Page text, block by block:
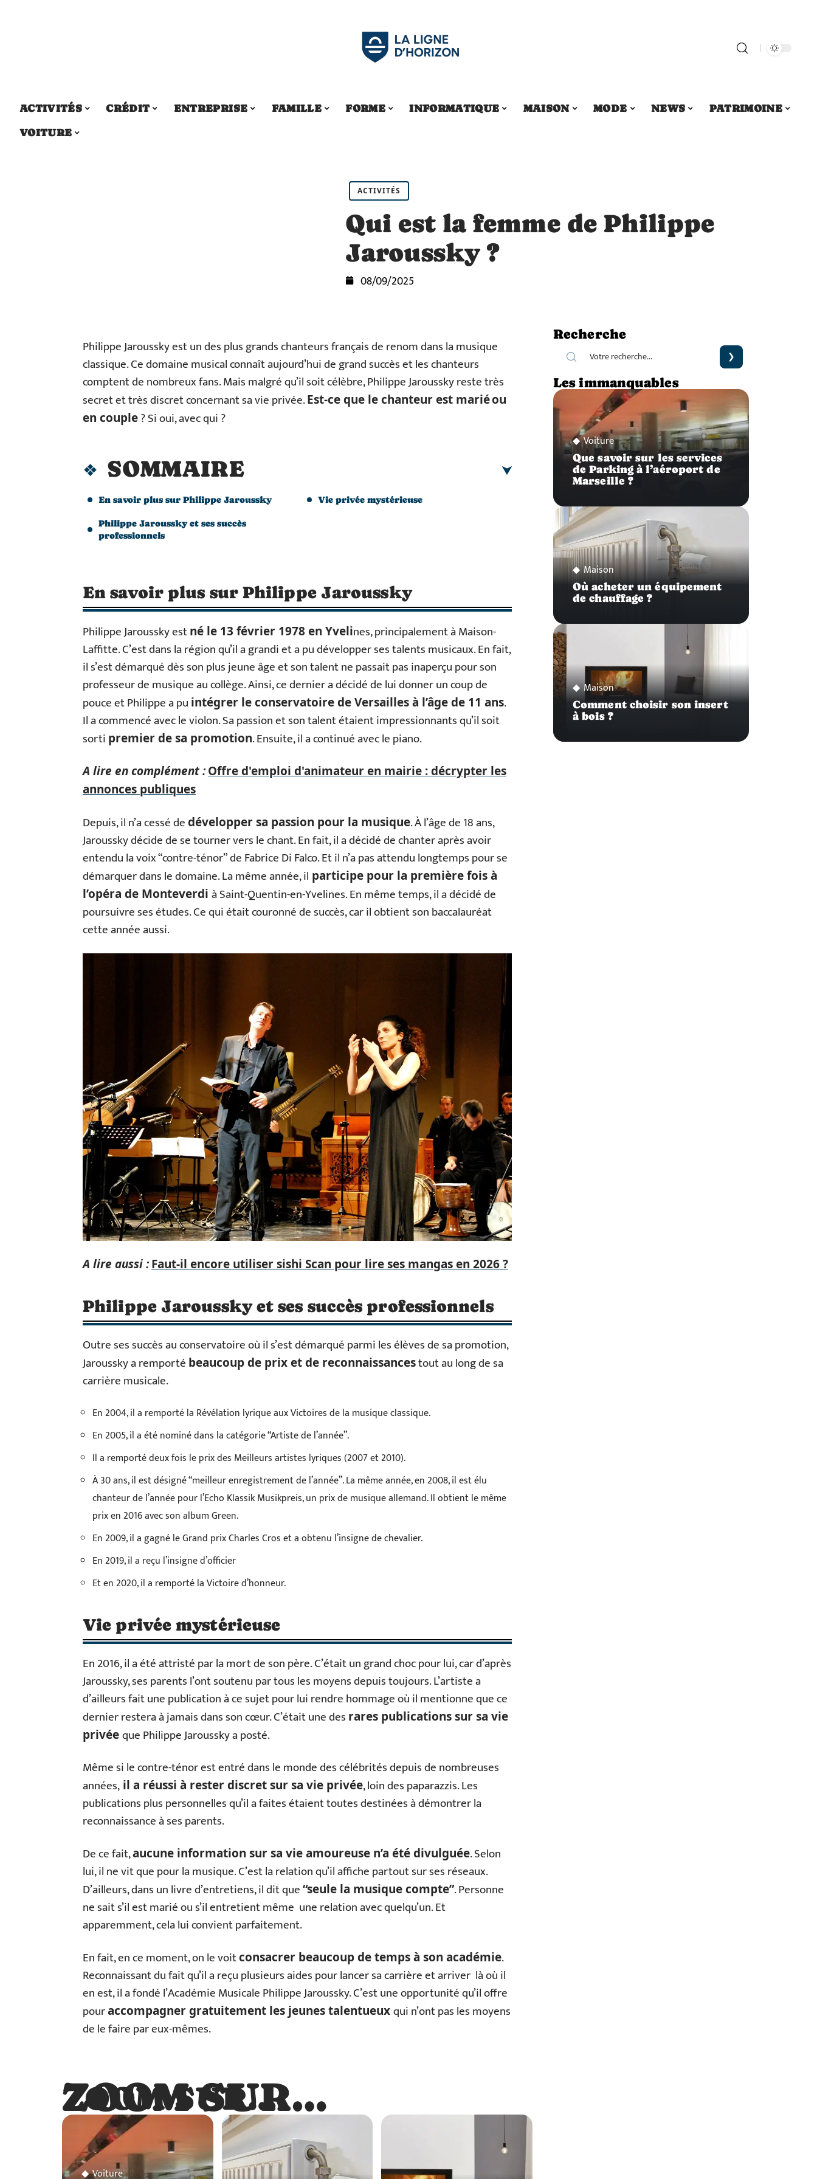
ACTIVITÉS CRÉDIT ENTREPRISE FAMILLE FORME INFORMATIQUE MAISON MODE NEWS
PATRIMOINE
VOITURE
ACTIVITÉS
Qui est la femme de Philippe
Jaroussky ?
08/09/2025
Philippe Jaroussky est un des plus grands chanteurs français de renom dans la musique
classique. Ce domaine musical connaît aujourd’hui de grand succès et les chanteurs
comptent de nombreux fans. Mais malgré qu’il soit célèbre, Philippe Jaroussky reste très
secret et très discret concernant sa vie privée.Est-ce que le chanteur est marié ou
en couple? Si oui, avec qui ?
SOMMAIRE
En savoir plus sur Philippe Jaroussky
Philippe Jaroussky et ses succès
professionnels
Vie privée mystérieuse
En savoir plus sur Philippe Jaroussky
Philippe Jaroussky estné le 13 février 1978 en Yvelines, principalement à Maison-
Laffitte. C’est dans la région qu’il a grandi et a pu développer ses talents musicaux. En fait,
il s’est démarqué dès son plus jeune âge et son talent ne passait pas inaperçu pour son
professeur de musique au collège. Ainsi, ce dernier a décidé de lui donner un coup de
pouce et Philippe a pu intégrer le conservatoire de Versailles à l’âge de 11 ans.
Il a commencé avec le violon. Sa passion et son talent étaient impressionnants qu’il soit
sorti premier de sa promotion. Ensuite, il a continué avec le piano.
A lire en complément :Offre d'emploi d'animateur en mairie : décrypter les
annonces publiques
Depuis, il n’a cessé dedévelopper sa passion pour la musique. À l’âge de 18 ans,
Jaroussky décide de se tourner vers le chant. En fait, il a décidé de chanter après avoir
entendu la voix “contre-ténor” de Fabrice Di Falco. Et il n’a pas attendu longtemps pour se
démarquer dans le domaine. La même année, il participe pour la première fois à
l’opéra de Monteverdi à Saint-Quentin-en-Yvelines. En même temps, il a décidé de
poursuivre ses études. Ce qui était couronné de succès, car il obtient son baccalauréat
cette année aussi.
A lire aussi :Faut-il encore utiliser sishi Scan pour lire ses mangas en 2026 ?
Philippe Jaroussky et ses succès professionnels
Outre ses succès au conservatoire où il s’est démarqué parmi les élèves de sa promotion,
Jaroussky a remporté beaucoup de prix et de reconnaissancestout au long de sa
carrière musicale.
En 2004, il a remporté la Révélation lyrique aux Victoires de la musique classique.
En 2005, il a été nominé dans la catégorie “Artiste de l’année”.
Il a remporté deux fois le prix des Meilleurs artistes lyriques (2007 et 2010).
À 30 ans, il est désigné “meilleur enregistrement de l’année”. La même année, en 2008, il est élu
chanteur de l’année pour l’Echo Klassik Musikpreis, un prix de musique allemand. Il obtient le même
prix en 2016 avec son album Green.
En 2009, il a gagné le Grand prix Charles Cros et a obtenu l’insigne de chevalier.
En 2019, il a reçu l’insigne d’officier
Et en 2020, il a remporté la Victoire d’honneur.
Vie privée mystérieuse
En 2016, il a été attristé par la mort de son père. C’était un grand choc pour lui, car d’après
Jaroussky, ses parents l’ont soutenu par tous les moyens depuis toujours. L’artiste a
d’ailleurs fait une publication à ce sujet pour lui rendre hommage où il mentionne que ce
dernier restera à jamais dans son cœur. C’était une des rares publications sur sa vie
privéeque Philippe Jaroussky a posté.
Même si le contre-ténor est entré dans le monde des célébrités depuis de nombreuses
années, il a réussi à rester discret sur sa vie privée, loin des paparazzis. Les
publications plus personnelles qu’il a faites étaient toutes destinées à démontrer la
reconnaissance à ses parents.
De ce fait,aucune information sur sa vie amoureuse n’a été divulguée. Selon
lui, il ne vit que pour la musique. C’est la relation qu’il affiche partout sur ses réseaux.
D’ailleurs, dans un livre d’entretiens, il dit que“seule la musique compte”. Personne
ne sait s’il est marié ou s’il entretient même une relation avec quelqu’un. Et
apparemment, cela lui convient parfaitement.
En fait, en ce moment, on le voitconsacrer beaucoup de temps à son académie.
Reconnaissant du fait qu’il a reçu plusieurs aides pour lancer sa carrière et arriver là où il
en est, il a fondé l’Académie Musicale Philippe Jaroussky. C’est une opportunité qu’il offre
pouraccompagner gratuitement les jeunes talentueuxqui n’ont pas les moyens
de le faire par eux-mêmes.
ZOOM SUR…
ZOOM SUR…
Voiture
Recherche
Les immanquables
Voiture
Que savoir sur les services
de Parking à l’aéroport de
Marseille ?
Maison
Où acheter un équipement
de chauffage ?
Maison
Comment choisir son insert
à bois ?